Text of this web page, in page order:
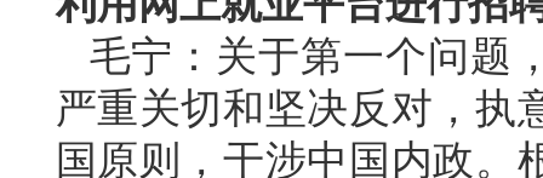
毛宁：关于第一个问题
严重关切和坚决反对，执
国原则，干涉中国内政。